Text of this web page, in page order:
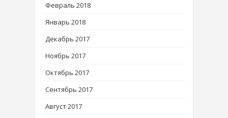
Февраль 2018
Январь 2018
Декабрь 2017
Ноябрь 2017
Октябрь 2017
Сентябрь 2017
Август 2017